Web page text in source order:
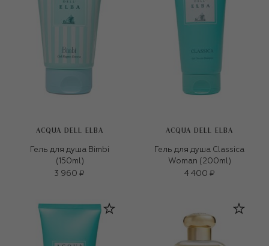
ACQUA DELL ELBA
Гель для душа Bimbi
(150ml)
3 960 ₽
ACQUA DELL ELBA
Гель для душа Classica
Woman (200ml)
4 400 ₽